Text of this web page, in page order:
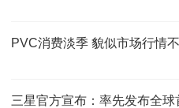
PVC消费淡季 貌似市场行情
三星官方宣布：率先发布全球